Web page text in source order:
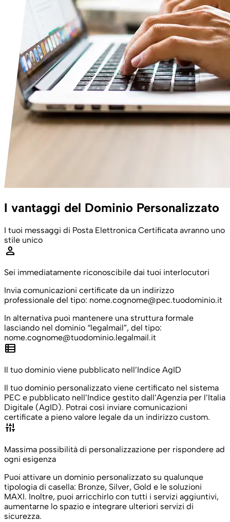
I vantaggi del Dominio Personalizzato
I tuoi messaggi di Posta Elettronica Certificata avranno uno
stile unico
person
Sei immediatamente riconoscibile dai tuoi interlocutori
Invia comunicazioni certificate da un indirizzo
professionale del tipo: nome.cognome@pec.tuodominio.it
In alternativa puoi mantenere una struttura formale
lasciando nel dominio “legalmail”, del tipo:
nome.cognome@tuodominio.legalmail.it
view_list
Il tuo dominio viene pubblicato nell’Indice AgID
Il tuo dominio personalizzato viene certificato nel sistema
PEC e pubblicato nell’Indice gestito dall’Agenzia per l’Italia
Digitale (AgID). Potrai così inviare comunicazioni
certificate a pieno valore legale da un indirizzo custom.
instant_mix
Massima possibilità di personalizzazione per rispondere ad
ogni esigenza
Puoi attivare un dominio personalizzato su qualunque
tipologia di casella: Bronze, Silver, Gold e le soluzioni
MAXI. Inoltre, puoi arricchirlo con tutti i servizi aggiuntivi,
aumentarne lo spazio e integrare ulteriori servizi di
sicurezza.